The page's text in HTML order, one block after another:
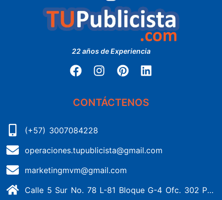
22 años de Experiencia
CONTÁCTENOS
(+57) 3007084228
operaciones.tupublicista@gmail.com
marketingmvm@gmail.com
Calle 5 Sur No. 78 L-81 Bloque G-4 Ofc. 302 Portería 1 Banderas - Kennedy